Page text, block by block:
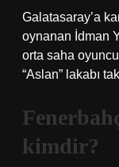
Galatasaray’a
oynanan İdman
orta saha
“Aslan” lakabı
kimdir?